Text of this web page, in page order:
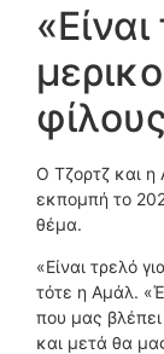
Ο Τζορτζ και η
εκπομπή το
θέμα.
«Είναι τρελό
τότε η Αμάλ.
που μας
και μετά θα